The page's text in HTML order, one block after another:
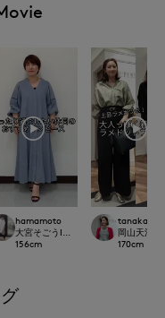
Maglie
hamamoto
大宮そごうINED
156cm
tanaka
岡山天満屋
170cm